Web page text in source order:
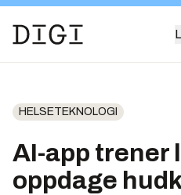
HELSETEKNOLOGI
AI-app trener
oppdage